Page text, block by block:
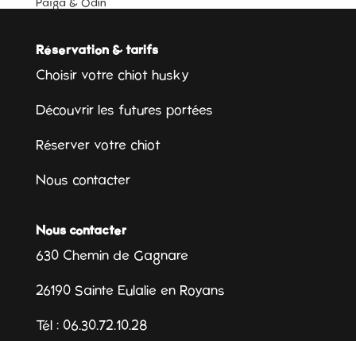
Réservation & tarifs
Choisir votre chiot husky
Découvrir les futures portées
Réserver votre chiot
Nous contacter
Nous contacter
630 Chemin de Gagnare
26190 Sainte Eulalie en Royans
Tél : 06.30.72.10.28